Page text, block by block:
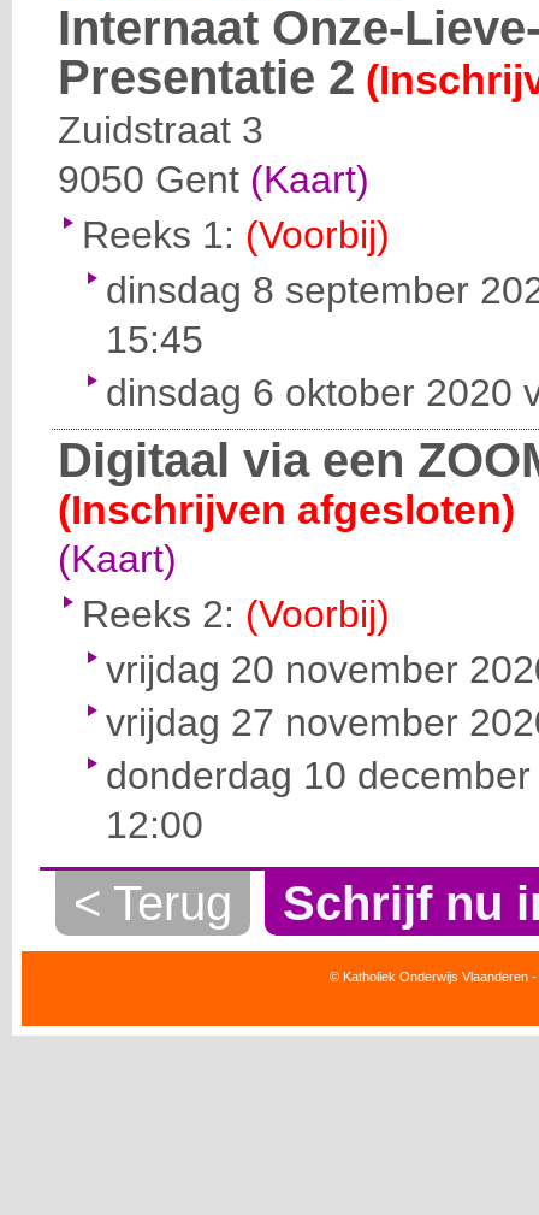
Internaat Onze-
Presentatie 2
Zuidstraat 3
9050 Gent (Kaart)
Reeks 1: (Voorbij)
dinsdag 8 september
15:45
dinsdag 6 oktober 2020
Digitaal via een
(Inschrijven afgesloten)
(Kaart)
Reeks 2: (Voorbij)
vrijdag 20 november
vrijdag 27 november
donderdag 10
12:00
< Terug Schrijf nu
© Katholiek Onderwijs Vlaanderen